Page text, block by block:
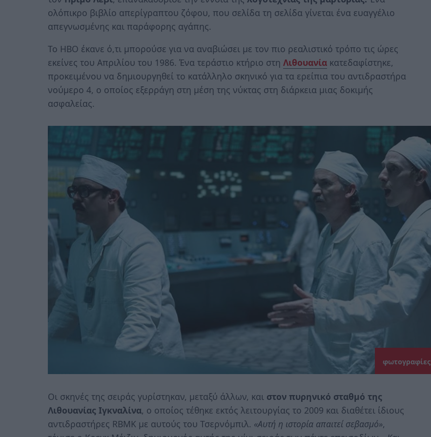
ολόπικρο βιβλίο απερίγραπτου ζόφου, που σελίδα τη σελίδα γίνεται ένα ευαγγέλιο
απεγνωσµένης και παράφορης αγάπης.
Το HBO έκανε ό,τι μπορούσε για να αναβιώσει με τον πιο ρεαλιστικό τρόπο τις ώρες
εκείνες του Απριλίου του 1986. Ένα τεράστιο κτήριο στη Λιθουανία κατεδαφίστηκε,
προκειμένου να δημιουργηθεί το κατάλληλο σκηνικό για τα ερείπια του αντιδραστήρα
νούμερο 4, ο οποίος εξερράγη στη μέση της νύκτας στη διάρκεια μιας δοκιμής
ασφαλείας.
φωτογραφίες
Οι σκηνές της σειράς γυρίστηκαν, μεταξύ άλλων, και στον πυρηνικό σταθμό της
Λιθουανίας Ιγκναλίνα, ο οποίος τέθηκε εκτός λειτουργίας το 2009 και διαθέτει ίδιους
αντιδραστήρες RBMK με αυτούς του Τσερνόμπιλ. «Αυτή η ιστορία απαιτεί σεβασμό»,